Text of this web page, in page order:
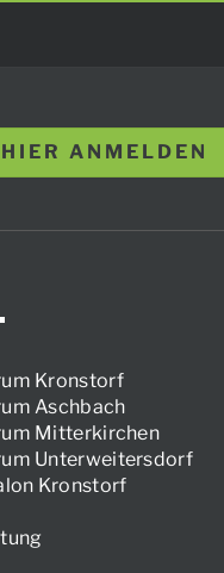
ANMELDEN
Kronstorf
Aschbach
Mitterkirchen
Unterweitersdorf
Kronstorf